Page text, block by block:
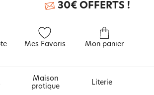
Mes Favoris Mon panier
30€ OFFERTS !
Maison
pratique
Literie